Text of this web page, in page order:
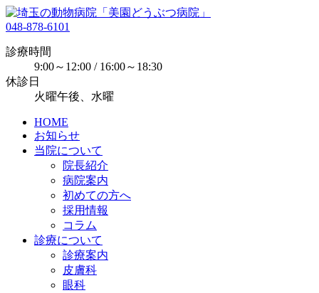
048-878-6101
診療時間
9:00～12:00 / 16:00～18:30
休診日
火曜午後、水曜
HOME
お知らせ
当院について
院長紹介
病院案内
初めての方へ
採用情報
コラム
診療について
診療案内
皮膚科
眼科